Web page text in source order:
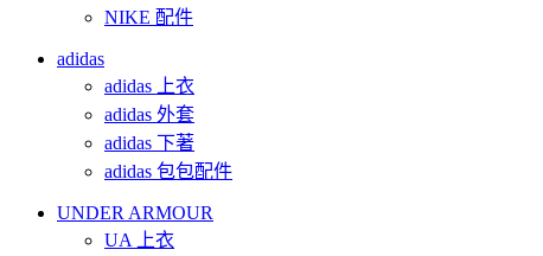
NIKE 配件
adidas
adidas 上衣
adidas 外套
adidas 下著
adidas 包包配件
UNDER ARMOUR
UA 上衣